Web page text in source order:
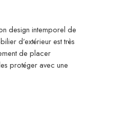
design intemporel de
d’extérieur est très
de placer
protéger avec une